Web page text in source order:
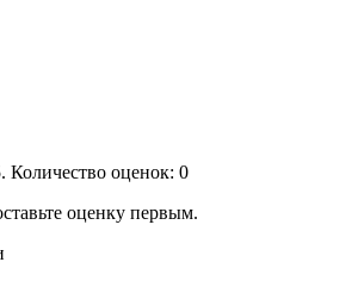
Количество оценок: 0
оценку первым.